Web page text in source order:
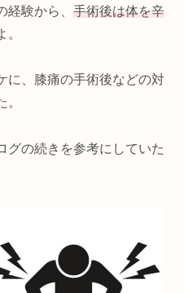
経験から、 手術後は体を辛
に、膝痛の手術後などの対
グの続きを参考にしていた